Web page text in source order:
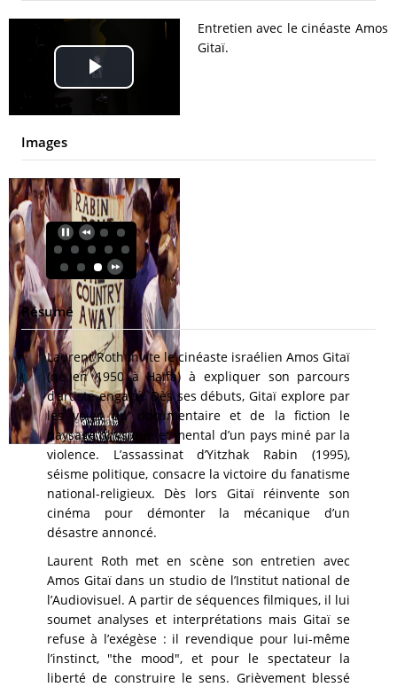
Play
Video
Entretien avec le cinéaste Amos
Gitaï.
Images
Résumé
Laurent Roth invite le cinéaste israélien Amos Gitaï
(né en 1950 à Haïfa) à expliquer son parcours
d’artiste engagé. Dès ses débuts, Gitaï explore par
les voies du documentaire et de la fiction le
paysage physique et mental d’un pays miné par la
violence. L’assassinat d’Yitzhak Rabin (1995),
séisme politique, consacre la victoire du fanatisme
national-religieux. Dès lors Gitaï réinvente son
cinéma pour démonter la mécanique d’un
désastre annoncé.
Laurent Roth met en scène son entretien avec
Amos Gitaï dans un studio de l’Institut national de
l’Audiovisuel. A partir de séquences filmiques, il lui
soumet analyses et interprétations mais Gitaï se
refuse à l’exégèse : il revendique pour lui-même
l’instinct, "the mood", et pour le spectateur la
liberté de construire le sens. Grièvement blessé